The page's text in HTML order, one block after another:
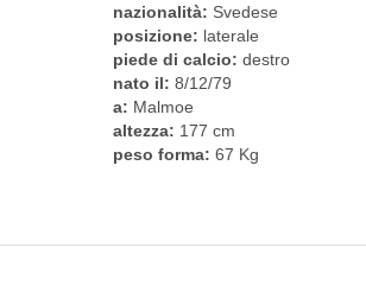
nazionalità: Svedese
posizione: laterale
piede di calcio: destro
nato il: 8/12/79
a: Malmoe
altezza: 177 cm
peso forma: 67 Kg